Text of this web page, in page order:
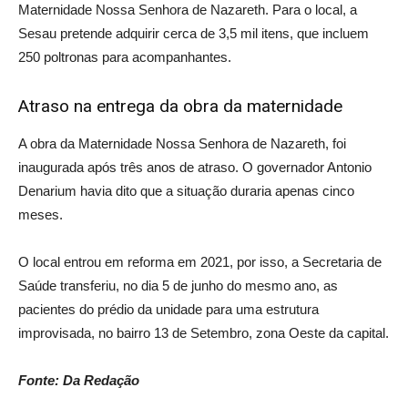
Maternidade Nossa Senhora de Nazareth. Para o local, a
Sesau pretende adquirir cerca de 3,5 mil itens, que incluem
250 poltronas para acompanhantes.
Atraso na entrega da obra da maternidade
A obra da Maternidade Nossa Senhora de Nazareth, foi
inaugurada após três anos de atraso. O governador Antonio
Denarium havia dito que a situação duraria apenas cinco
meses.
O local entrou em reforma em 2021, por isso, a Secretaria de
Saúde transferiu, no dia 5 de junho do mesmo ano, as
pacientes do prédio da unidade para uma estrutura
improvisada, no bairro 13 de Setembro, zona Oeste da capital.
Fonte: Da Redação